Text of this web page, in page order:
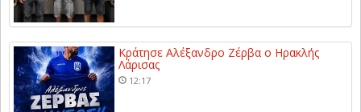
Κράτησε Αλέξανδρο Ζέρβα ο Ηρακλής
Λάρισας
12:17